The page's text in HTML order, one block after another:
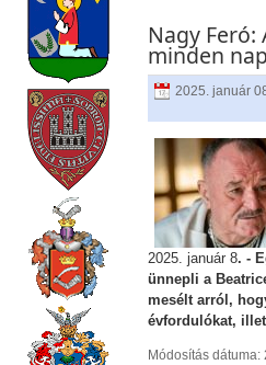
Nagy
minden
2025. január
2025. január 8. -
ünnepli a
mesélt arról,
évfordulókat,
Módosítás